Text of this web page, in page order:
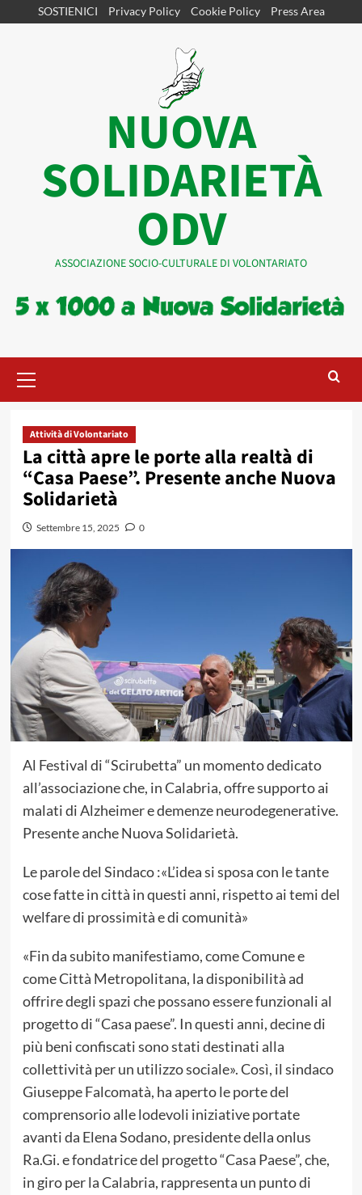
SOSTIENICI Privacy Policy Cookie Policy Press Area
NUOVA
SOLIDARIETÀ
ODV
ASSOCIAZIONE SOCIO-CULTURALE DI VOLONTARIATO
principale
Attività di Volontariato
La città apre le porte alla realtà di
“Casa Paese”. Presente anche Nuova
Solidarietà
Settembre 15, 2025 0
Al Festival di “Scirubetta” un momento dedicato
all’associazione che, in Calabria, offre supporto ai
malati di Alzheimer e demenze neurodegenerative.
Presente anche Nuova Solidarietà.
Le parole del Sindaco :«L’idea si sposa con le tante
cose fatte in città in questi anni, rispetto ai temi del
welfare di prossimità e di comunità»
«Fin da subito manifestiamo, come Comune e
come Città Metropolitana, la disponibilità ad
offrire degli spazi che possano essere funzionali al
progetto di “Casa paese”. In questi anni, decine di
più beni confiscati sono stati destinati alla
collettività per un utilizzo sociale». Così, il sindaco
Giuseppe Falcomatà, ha aperto le porte del
comprensorio alle lodevoli iniziative portate
avanti da Elena Sodano, presidente della onlus
Ra.Gi. e fondatrice del progetto “Casa Paese”, che,
in giro per la Calabria, rappresenta un punto di